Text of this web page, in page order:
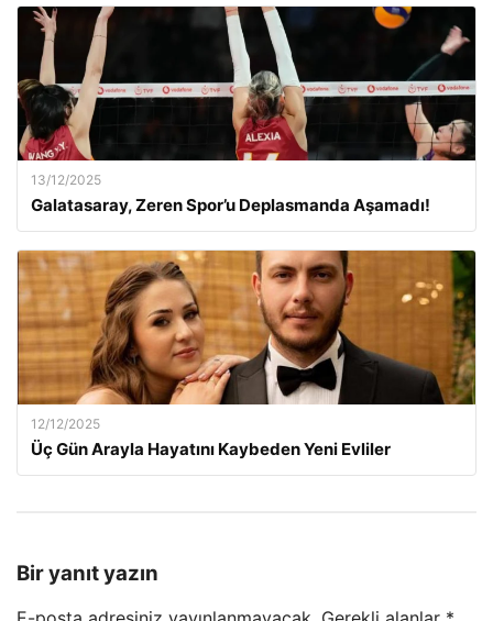
13/12/2025
Galatasaray, Zeren Spor’u Deplasmanda Aşamadı!
12/12/2025
Üç Gün Arayla Hayatını Kaybeden Yeni Evliler
Bir yanıt yazın